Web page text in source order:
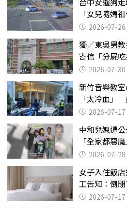
「女兒隨媽
致死判9月
2026-07-26
獨／東吳男
寄信「分屍
關 2026-07-30
新竹音樂教
「太冷血」
2026-07-17
中和兒媳遭
「全家都惡
摔東西
2026-07-28
女子入住飯
工告知：倒
2026-07-17